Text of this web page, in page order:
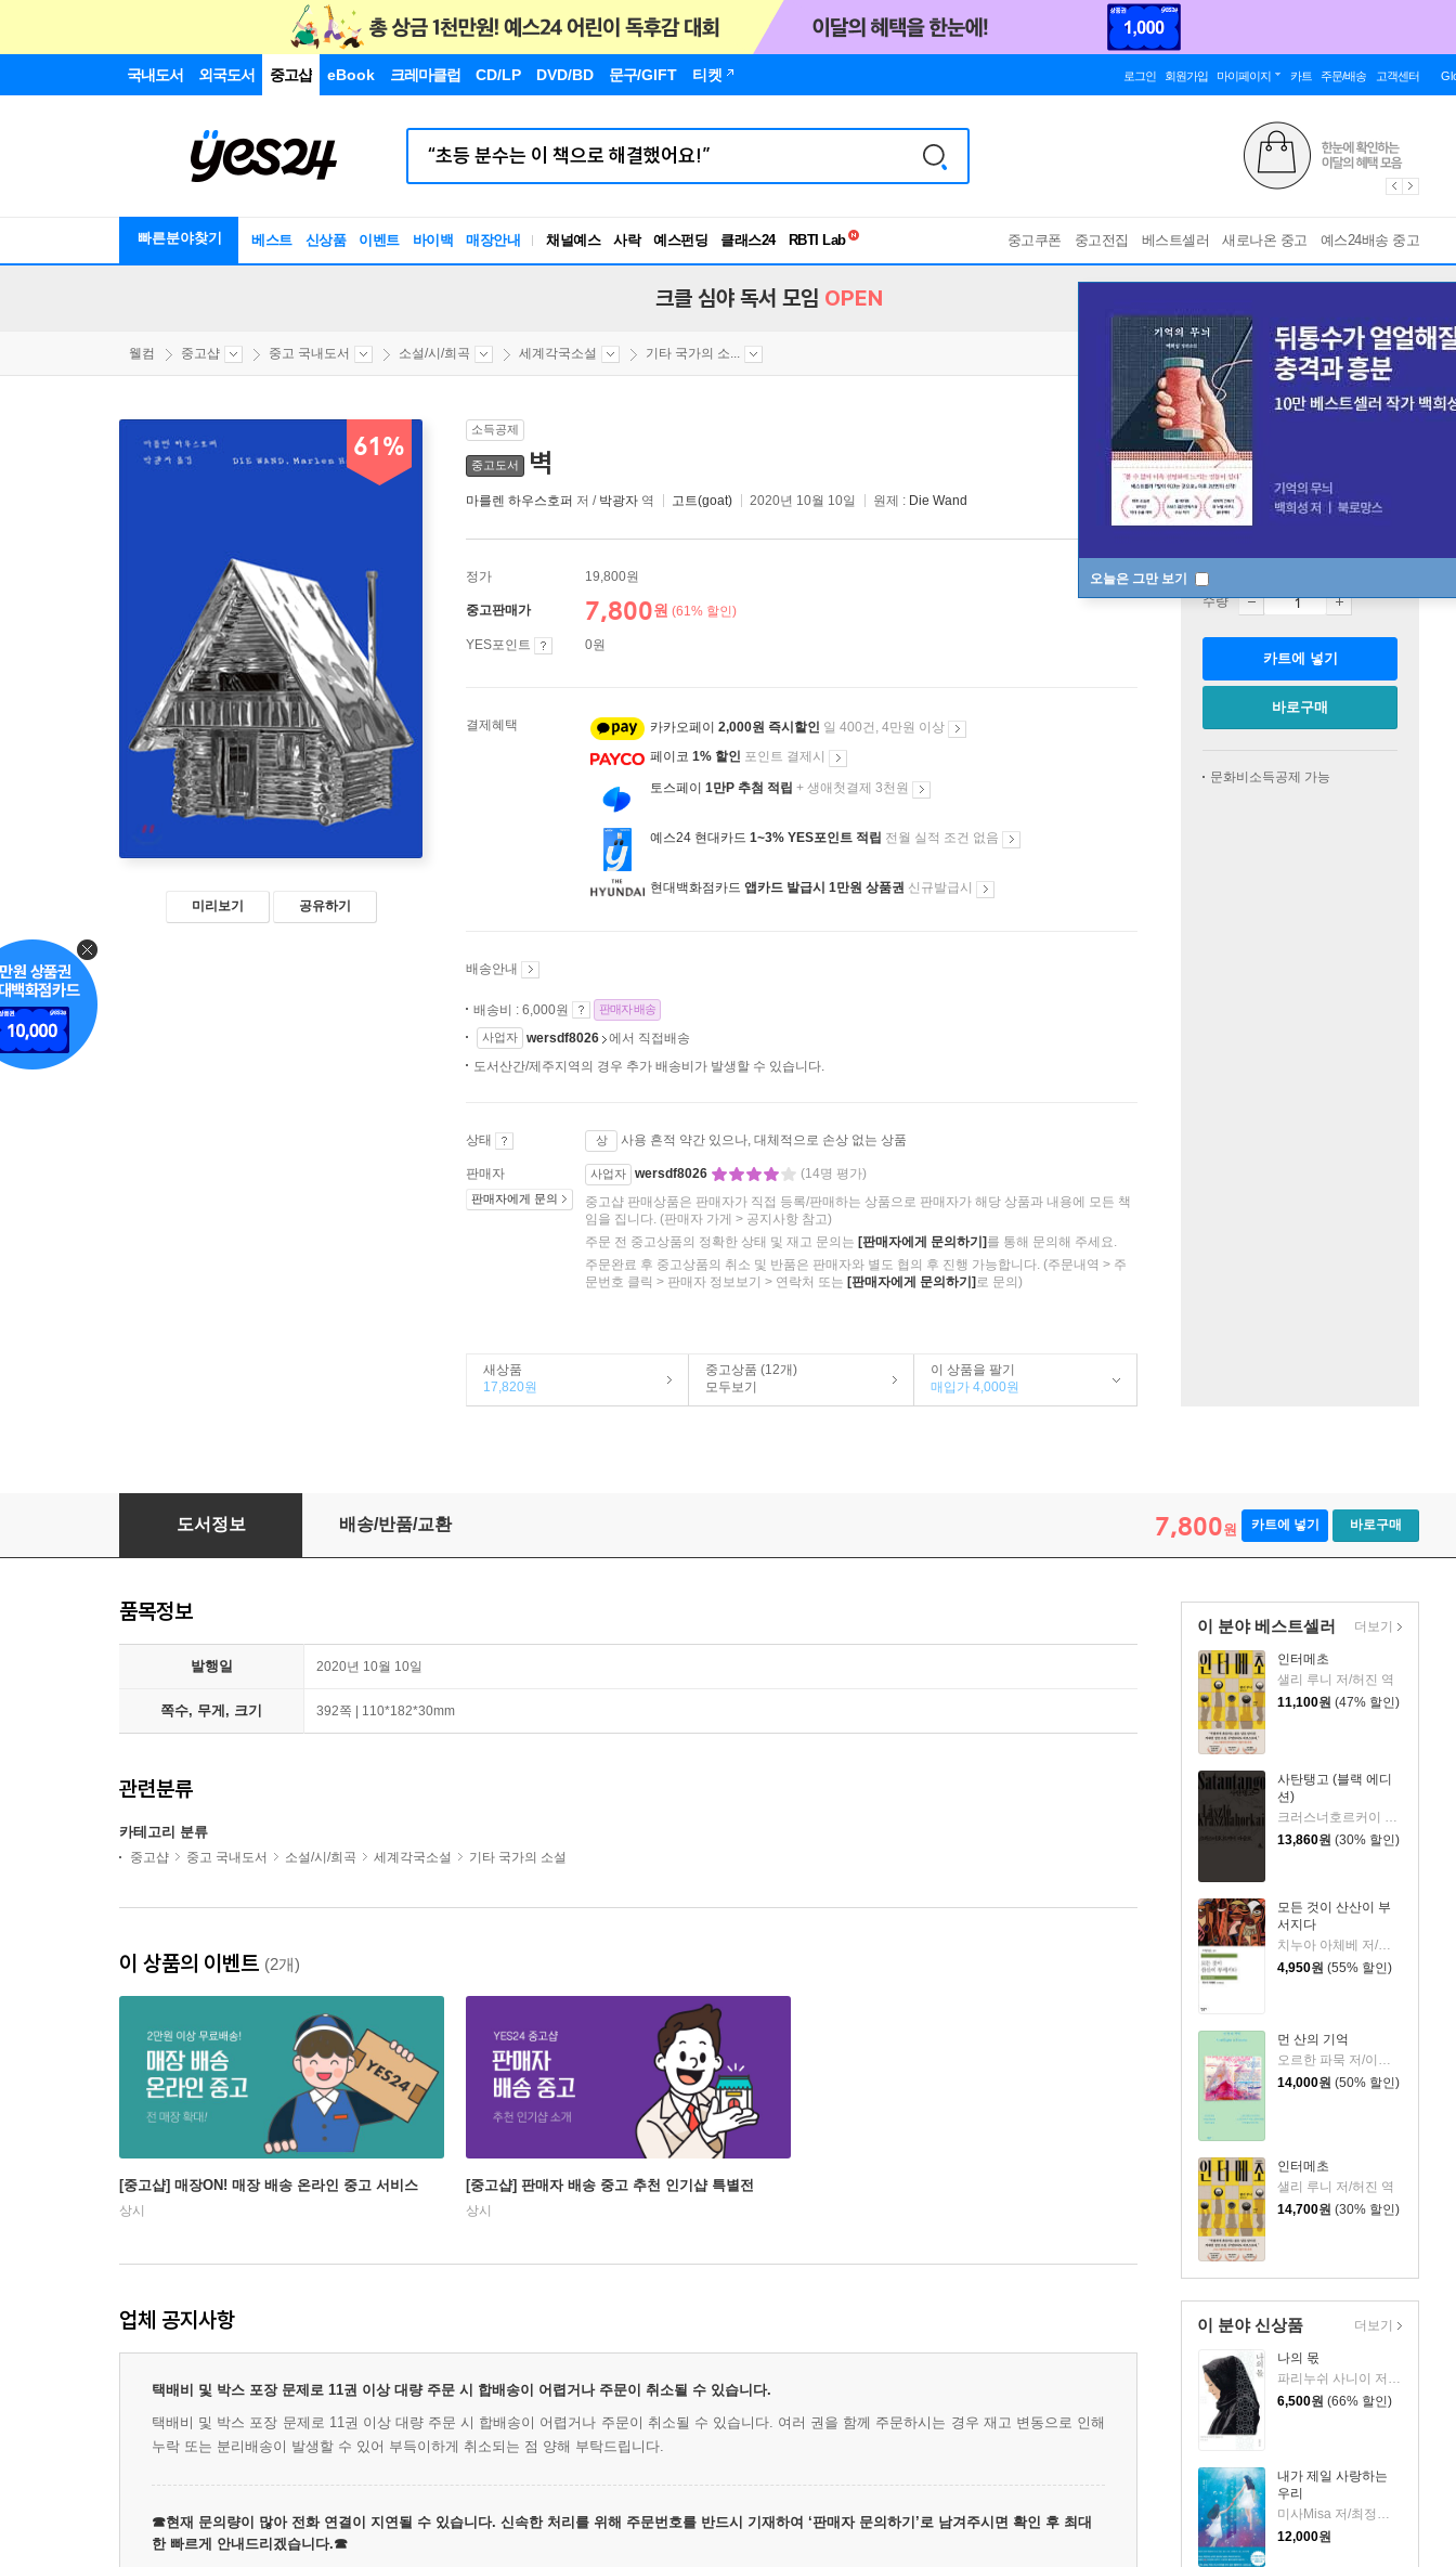
국내도서 외국도서 중고샵 eBook 크레마클럽 CD/LP DVD/BD 문구/GIFT 티켓 로그인 회원가입 마이페이지 카트 주문/배송 고객센터
빠른분야찾기 베스트 신상품 이벤트 바이백 매장안내 채널예스 사락 예스펀딩 클래스24
독서유형검사
중고쿠폰 중고전집 베스트셀러 새로나온 중고 예스24배송 중고
오늘은 그만 보기
크클 심야 독서 모임 OPEN
웰컴 중고샵 중고 국내도서 소설/시/희곡 세계각국소설 기타 국가의 소...
61%
미리보기 공유하기
소득공제
중고도서 벽
마를렌 하우스호퍼 저 / 박광자 역 고트(goat) 2020년 10월 10일 원제 : Die Wand
정가 19,800원
중고판매가 7,800원 (61% 할인)
YES포인트 0원
결제혜택 카카오페이 2,000원 즉시할인 일 400건, 4만원 이상
페이코 1% 할인 포인트 결제시
토스페이 1만P 추첨 적립 + 생애첫결제 3천원
예스24 현대카드 1~3% YES포인트 적립 전월 실적 조건 없음
현대백화점카드 앱카드 발급시 1만원 상품권 신규발급시
배송안내
배송비 : 6,000원 판매자 배송
사업자 wersdf8026
에서 직접배송
도서산간/제주지역의 경우 추가 배송비가 발생할 수 있습니다.
상태 상 사용 흔적 약간 있으나, 대체적으로 손상 없는 상품
판매자
판매자에게 문의
사업자 wersdf8026
(14명 평가)
중고샵 판매상품은 판매자가 직접 등록/판매하는 상품으로 판매자가 해당 상품과 내용에 모든 책
임을 집니다. (판매자 가게 > 공지사항 참고)
주문 전 중고상품의 정확한 상태 및 재고 문의는 [판매자에게 문의하기] 를 통해 문의해 주세요.
주문완료 후 중고상품의 취소 및 반품은 판매자와 별도 협의 후 진행 가능합니다. (주문내역 > 주
문번호 클릭 > 판매자 정보보기 > 연락처 또는 [판매자에게 문의하기] 로 문의)
새상품
17,820원
중고상품 (12개)
모두보기
이 상품을 팔기
매입가 4,000원
수량
카트에 넣기
바로구매
문화비소득공제 가능
도서정보 배송/반품/교환 7,800원 카트에 넣기 바로구매
이 분야 베스트셀러
인터메초
샐리 루니 저/허진 역
11,100원 (47% 할인)
사탄탱고 (블랙 에디
션)
13,860원 (30% 할인)
모든 것이 산산이 부
서지다
치누아 아체베 저/조규형 역
4,950원 (55% 할인)
먼 산의 기억
오르한 파묵 저/이난아 역
14,000원 (50% 할인)
인터메초
샐리 루니 저/허진 역
14,700원 (30% 할인)
더보기
이 분야 신상품
나의 몫
파리누쉬 사니이 저/허지은 역
6,500원 (66% 할인)
내가 제일 사랑하는
우리
미사Misa 저/최정숙 역
12,000원
더보기
품목정보
발행일 2020년 10월 10일
쪽수, 무게, 크기 392쪽 | 110*182*30mm
관련분류
카테고리 분류
중고샵 중고 국내도서 소설/시/희곡 세계각국소설 기타 국가의 소설
이 상품의 이벤트 (2개)
[중고샵] 매장ON! 매장 배송 온라인 중고 서비스
상시
[중고샵] 판매자 배송 중고 추천 인기샵 특별전
상시
업체 공지사항
택배비 및 박스 포장 문제로 11권 이상 대량 주문 시 합배송이 어렵거나 주문이 취소될 수 있습니다.
택배비 및 박스 포장 문제로 11권 이상 대량 주문 시 합배송이 어렵거나 주문이 취소될 수 있습니다. 여러 권을 함께 주문하시는 경우 재고 변동으로 인해
누락 또는 분리배송이 발생할 수 있어 부득이하게 취소되는 점 양해 부탁드립니다.
☎현재 문의량이 많아 전화 연결이 지연될 수 있습니다. 신속한 처리를 위해 주문번호를 반드시 기재하여 ‘판매자 문의하기’로 남겨주시면 확인 후 최대
한 빠르게 안내드리겠습니다.☎